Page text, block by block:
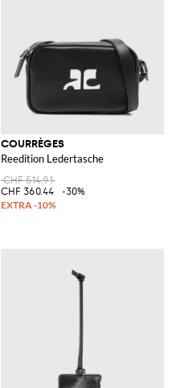
COURRÈGES
Reedition Ledertasche
CHF 514.91
CHF 360.44
-30%